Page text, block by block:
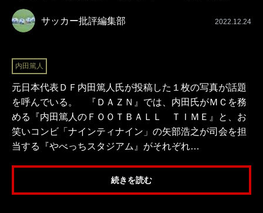
サッカー批評編集部 2022.12.24
内田篤人
元日本代表ＤＦ内田篤人氏が投稿した１枚の写真が話題
を呼んでいる。 『ＤＡＺＮ』では、内田氏がＭＣを務
める『内田篤人のＦＯＯＴＢＡＬＬ ＴＩＭＥ』と、お
笑いコンビ「ナインティナイン」の矢部浩之が司会を担
当する『やべっちスタジアム』がそれぞれ…
続きを読む